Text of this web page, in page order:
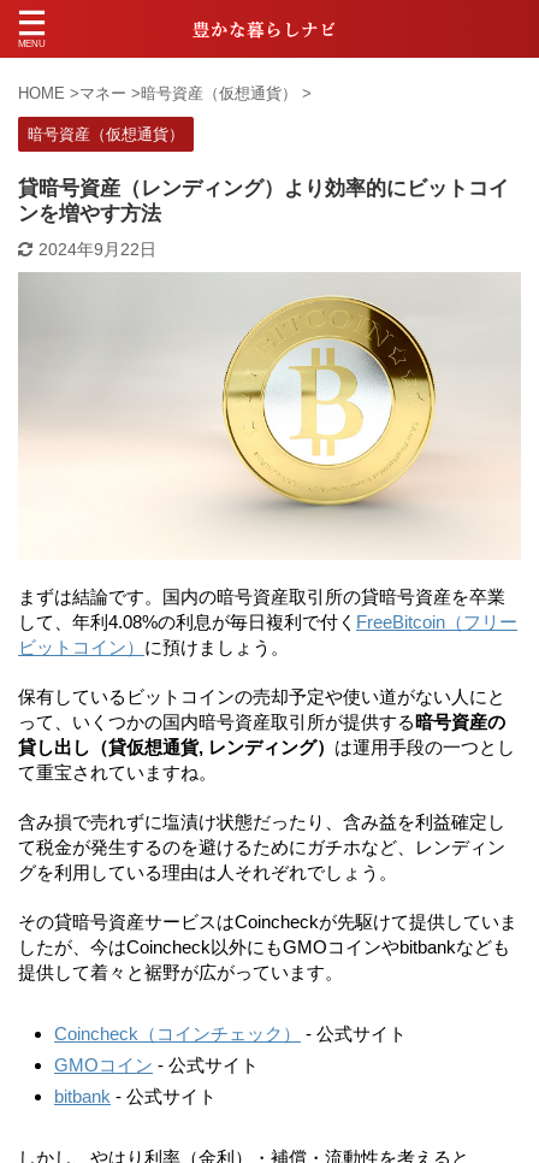
HOME >マネー >暗号資産（仮想通貨） >
暗号資産（仮想通貨）
貸暗号資産（レンディング）より効率的にビットコイ
ンを増やす方法
2024年9月22日
まずは結論です。国内の暗号資産取引所の貸暗号資産を卒業
して、年利4.08%の利息が毎日複利で付く FreeBitcoin（フリー
ビットコイン） に預けましょう。
保有しているビットコインの売却予定や使い道がない人にと
って、いくつかの国内暗号資産取引所が提供する暗号資産の
貸し出し（貸仮想通貨, レンディング） は運用手段の一つとし
て重宝されていますね。
含み損で売れずに塩漬け状態だったり、含み益を利益確定し
て税金が発生するのを避けるためにガチホなど、レンディン
グを利用している理由は人それぞれでしょう。
その貸暗号資産サービスはCoincheckが先駆けて提供していま
したが、今はCoincheck以外にもGMOコインやbitbankなども
提供して着々と裾野が広がっています。
Coincheck（コインチェック）
- 公式サイト
GMOコイン - 公式サイト
bitbank - 公式サイト
しかし、やはり利率（金利）・補償・流動性を考えると